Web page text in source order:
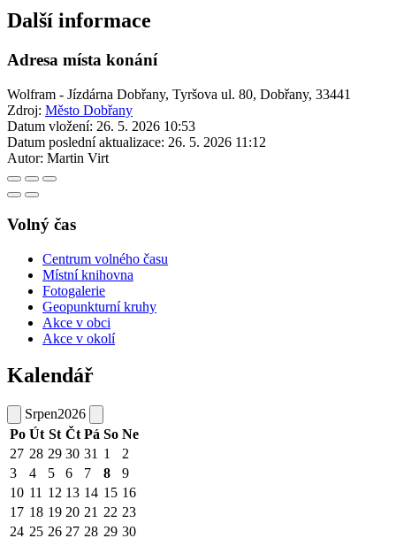
Další informace
Adresa místa konání
Wolfram - Jízdárna Dobřany, Tyršova ul. 80, Dobřany, 33441
Zdroj: Město Dobřany
Datum vložení: 26. 5. 2026 10:53
Datum poslední aktualizace: 26. 5. 2026 11:12
Autor: Martin Virt
Volný čas
Centrum volného času
Místní knihovna
Fotogalerie
Geopunkturní kruhy
Akce v obci
Akce v okolí
Kalendář
Srpen2026
Po Út St Čt Pá So Ne
27 28 29 30 31 1
2
3
4 5 6 7 8
9
10 11 12 13 14 15 16
17 18 19 20 21 22 23
24 25 26 27 28 29 30